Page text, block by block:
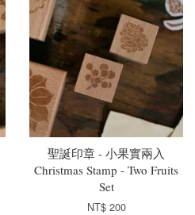
聖誕印章 - 小果實兩入
Christmas Stamp - Two Fruits
Set
NT$ 200